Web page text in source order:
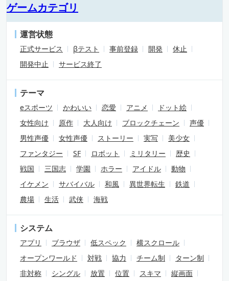
ゲームカテゴリ
運営状態
正式サービス βテスト 事前登録 開発
休止
開発中止
サービス終了
テーマ
eスポーツ かわいい 恋愛 アニメ
ドット絵
女性向け
原作 大人向け ブロックチェーン
声優
男性声優
女性声優 ストーリー 実写
美少女
ファンタジー
SF ロボット ミリタリー
歴史
戦国
三国志 学園 ホラー アイドル
動物
イケメン
サバイバル 和風 異世界転生
鉄道
農場
生活 武侠 海戦
システム
アプリ ブラウザ 低スペック
横スクロール
オープンワールド
対戦 協力 チーム制
ターン制
非対称
シングル 放置 位置 スキマ 縦画面